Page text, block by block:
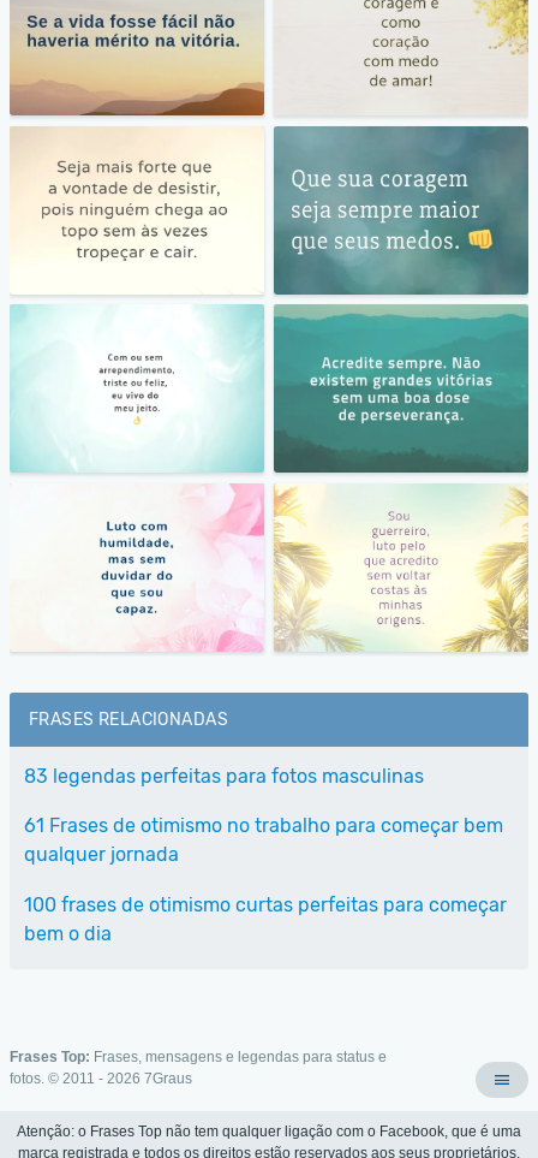
FRASES RELACIONADAS
83 legendas perfeitas para fotos masculinas
61 Frases de otimismo no trabalho para começar bem
qualquer jornada
100 frases de otimismo curtas perfeitas para começar
bem o dia
Frases Top: Frases, mensagens e legendas para status e
fotos. © 2011 - 2026 7Graus
Atenção: o Frases Top não tem qualquer ligação com o Facebook, que é uma
marca registrada e todos os direitos estão reservados aos seus proprietários.